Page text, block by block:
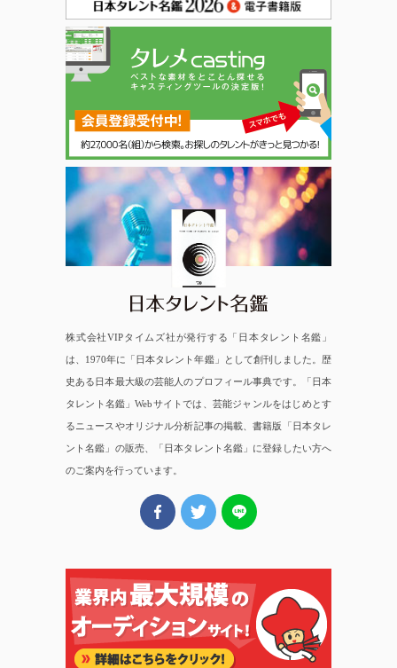
日本タレント名鑑
株式会社VIPタイムズ社が発行する「日本タレント名鑑」
は、1970年に「日本タレント年鑑」として創刊しました。歴
史ある日本最大級の芸能人のプロフィール事典です。「日本
タレント名鑑」Webサイトでは、芸能ジャンルをはじめとす
るニュースやオリジナル分析記事の掲載、書籍版「日本タレ
ント名鑑」の販売、「日本タレント名鑑」に登録したい方へ
のご案内を行っています。